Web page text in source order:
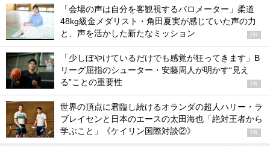
「会場の声は自分を客観視するバロメーター」柔道
48kg級金メダリスト・角田夏実が感じていた声の力
と、声を活かした新たなミッション
PR
「少しぼやけているだけでも感覚が狂ってきます」B
リーグ屈指のシューター・安藤周人が明かす“見え
る”ことの重要性
PR
世界の頂点に君臨し続けるオランダの超人ハリー・ラ
ブレイセンと日本のエースの太田海也「絶対王者から
学ぶこと」《ケイリン国際対談②》
PR